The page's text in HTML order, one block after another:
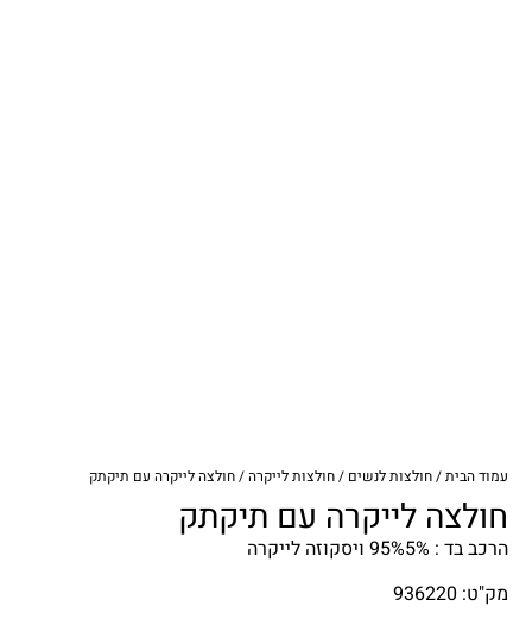
עמוד הבית/חולצות לנשים /חולצות לייקרה/ חולצה לייקרה עם תיקתק
חולצה לייקרה עם תיקתק
הרכב בד : 95%5% ויסקוזה לייקרה
מק"ט: 936220